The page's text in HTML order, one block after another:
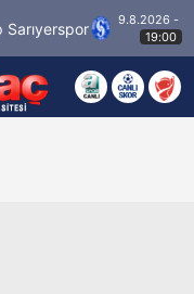
9.8.2026 - Paz
19:00